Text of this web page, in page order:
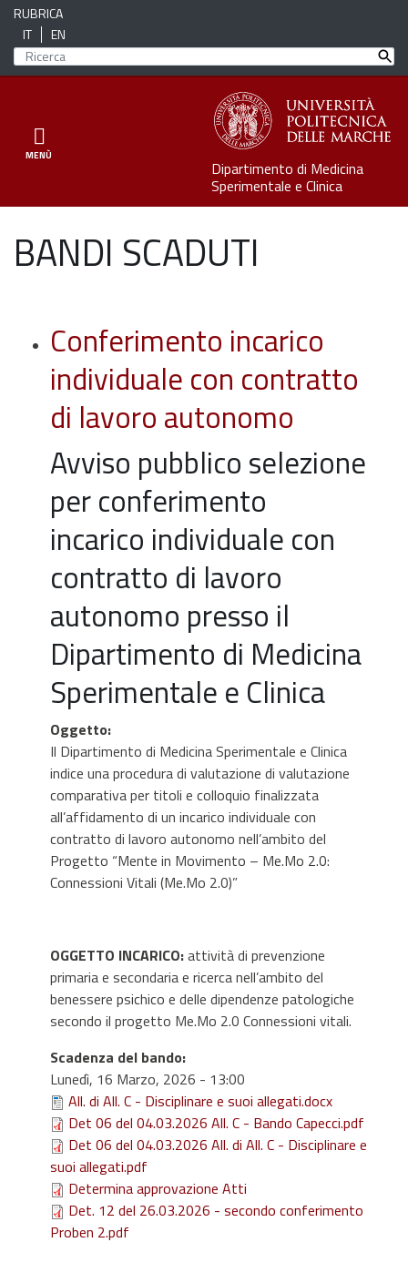
RUBRICA
IT
EN
Toggle navigation
MENÙ
Dipartimento di Medicina
Sperimentale e Clinica
BANDI SCADUTI
Conferimento incarico
individuale con contratto
di lavoro autonomo
Avviso pubblico selezione
per conferimento
incarico individuale con
contratto di lavoro
autonomo presso il
Dipartimento di Medicina
Sperimentale e Clinica
Oggetto:
Il Dipartimento di Medicina Sperimentale e Clinica
indice una procedura di valutazione di valutazione
comparativa per titoli e colloquio finalizzata
all’affidamento di un incarico individuale con
contratto di lavoro autonomo nell’ambito del
Progetto “Mente in Movimento – Me.Mo 2.0:
Connessioni Vitali (Me.Mo 2.0)”
OGGETTO INCARICO:attività di prevenzione
primaria e secondaria e ricerca nell’ambito del
benessere psichico e delle dipendenze patologiche
secondo il progetto Me.Mo 2.0 Connessioni vitali.
Scadenza del bando:
Lunedì, 16 Marzo, 2026 - 13:00
All. di All. C - Disciplinare e suoi allegati.docx
Det 06 del 04.03.2026 All. C - Bando Capecci.pdf
Det 06 del 04.03.2026 All. di All. C - Disciplinare e
suoi allegati.pdf
Determina approvazione Atti
Det. 12 del 26.03.2026 - secondo conferimento
Proben 2.pdf